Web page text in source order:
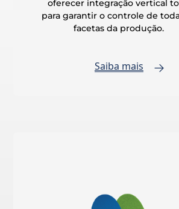
oferecer integração vertical
para garantir o controle de
facetas da produção.
Saiba mais